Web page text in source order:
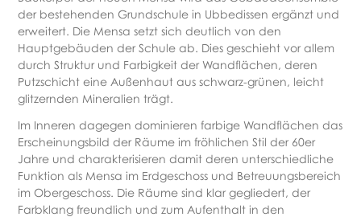
der bestehenden Grundschule in Ubbedissen ergänzt und
erweitert. Die Mensa setzt sich deutlich von den
Hauptgebäuden der Schule ab. Dies geschieht vor allem
durch Struktur und Farbigkeit der Wandflächen, deren
Putzschicht eine Außenhaut aus schwarz-grünen, leicht
glitzernden Mineralien trägt.
Im Inneren dagegen dominieren farbige Wandflächen das
Erscheinungsbild der Räume im fröhlichen Stil der 60er
Jahre und charakterisieren damit deren unterschiedliche
Funktion als Mensa im Erdgeschoss und Betreuungsbereich
im Obergeschoss. Die Räume sind klar gegliedert, der
Farbklang freundlich und zum Aufenthalt in den